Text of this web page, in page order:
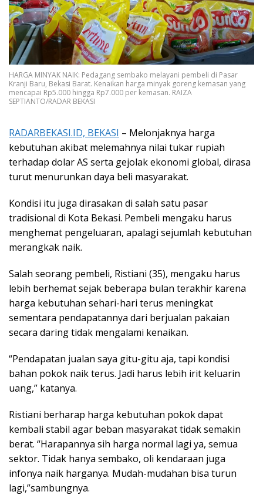
HARGA MINYAK NAIK: Pedagang sembako melayani pembeli di Pasar
Kranji Baru, Bekasi Barat. Kenaikan harga minyak goreng kemasan yang
mencapai Rp5.000 hingga Rp7.000 per kemasan. RAIZA
SEPTIANTO/RADAR BEKASI
RADARBEKASI.ID, BEKASI – Melonjaknya harga
kebutuhan akibat melemahnya nilai tukar rupiah
terhadap dolar AS serta gejolak ekonomi global, dirasa
turut menurunkan daya beli masyarakat.
Kondisi itu juga dirasakan di salah satu pasar
tradisional di Kota Bekasi. Pembeli mengaku harus
menghemat pengeluaran, apalagi sejumlah kebutuhan
merangkak naik.
Salah seorang pembeli, Ristiani (35), mengaku harus
lebih berhemat sejak beberapa bulan terakhir karena
harga kebutuhan sehari-hari terus meningkat
sementara pendapatannya dari berjualan pakaian
secara daring tidak mengalami kenaikan.
“Pendapatan jualan saya gitu-gitu aja, tapi kondisi
bahan pokok naik terus. Jadi harus lebih irit keluarin
uang,” katanya.
Ristiani berharap harga kebutuhan pokok dapat
kembali stabil agar beban masyarakat tidak semakin
berat. “Harapannya sih harga normal lagi ya, semua
sektor. Tidak hanya sembako, oli kendaraan juga
infonya naik harganya. Mudah-mudahan bisa turun
lagi,”sambungnya.